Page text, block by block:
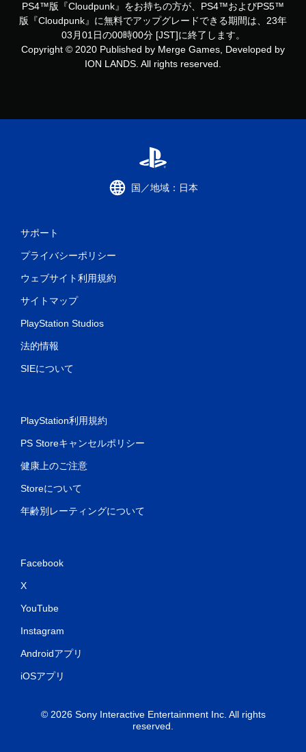
PS4™版『Cloudpunk』をお持ちの方が、PS4™およびPS5™
版『Cloudpunk』に無料でアップグレードできる期間は、23年
03月01日の00時00分 [JST]に終了します。
Copyright © 2020 Published by Merge Games, Developed by
ION LANDS. All rights reserved.
国／地域：日本
サポート
プライバシーポリシー
ウェブサイト利用規約
サイトマップ
PlayStation Studios
法的情報
SIEについて
PlayStation利用規約
PS Storeキャンセルポリシー
健康上のご注意
Storeについて
年齢別レーティングについて
Facebook
X
YouTube
Instagram
Androidアプリ
iOSアプリ
© 2026 Sony Interactive Entertainment Inc. All rights
reserved.